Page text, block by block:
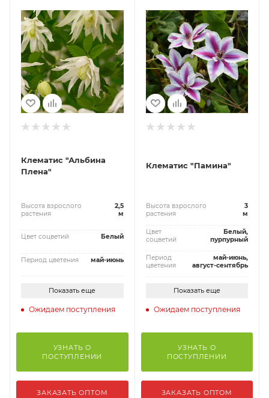
Клематис "Альбина
Плена"
Высота взрослого
растения
2,5
м
Цвет соцветий Белый
Период цветения май-июнь
Показать еще
Ожидаем поступления
УЗНАТЬ О
ПОСТУПЛЕНИИ
ЗАКАЗАТЬ ОПТОМ
Клематис "Памина"
Высота взрослого
растения
3
м
Цвет
соцветий
Белый,
пурпурный
Период
цветения
май-июнь,
август-сентябрь
Показать еще
Ожидаем поступления
УЗНАТЬ О
ПОСТУПЛЕНИИ
ЗАКАЗАТЬ ОПТОМ